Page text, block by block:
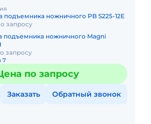
подъемника ножничного PB S225-12E
запросу
подъемника ножничного Magni
запросу
7
по запросу
Заказать Обратный звонок